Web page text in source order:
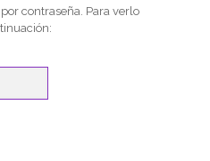
contraseña. Para verlo